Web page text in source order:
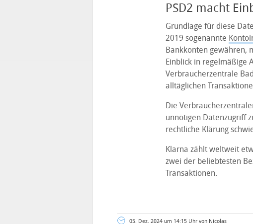
PSD2 macht
Grundlage für diese
2019 sogenannte
Bankkonten gewähren,
Einblick in regelmäßige
Verbraucherzentrale
alltäglichen
Die
unnötigen Datenzugriff
rechtliche Klärung
Klarna zählt weltweit
zwei der beliebtesten
Transaktionen.
05. Dez. 2024 um 14:15 Uhr von Nicolas